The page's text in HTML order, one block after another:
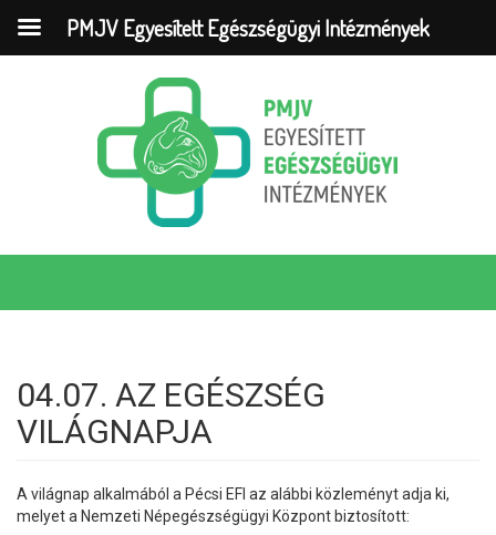
04.07. AZ EGÉSZSÉG
VILÁGNAPJA
A világnap alkalmából a Pécsi EFI az alábbi közleményt adja ki,
melyet a Nemzeti Népegészségügyi Központ biztosított:
PMJV Egyesített Egészségügyi Intézmények